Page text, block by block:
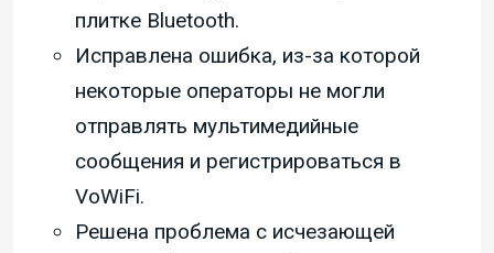
плитке Bluetooth.
Исправлена ошибка, из-за которой
некоторые операторы не могли
отправлять мультимедийные
сообщения и регистрироваться в
VoWiFi.
Решена проблема с исчезающей